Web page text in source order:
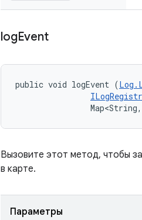
logEvent
public void logEvent (
Вызовите этот метод, чтобы
в карте.
Параметры